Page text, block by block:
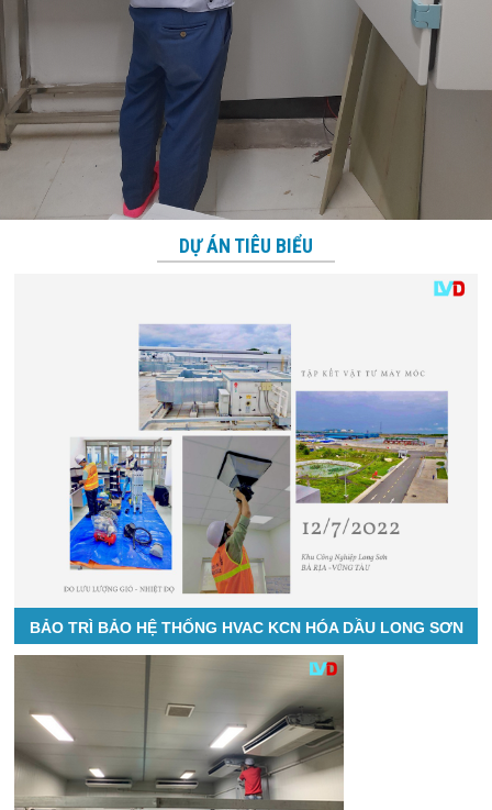
DỰ ÁN TIÊU BIỂU
BẢO TRÌ BẢO HỆ THỐNG HVAC KCN HÓA DẦU LONG SƠN